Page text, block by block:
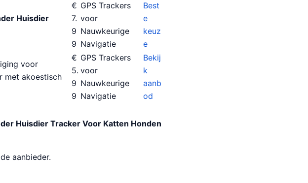
Huisdier
€
7.
9
9
GPS Trackers
voor
Nauwkeurige
Navigatie
Best
e
keuz
e
voor
met akoestisch
€
5.
9
9
GPS Trackers
voor
Nauwkeurige
Navigatie
Bekij
k
aanb
od
Huisdier Tracker Voor Katten Honden
aanbieder.